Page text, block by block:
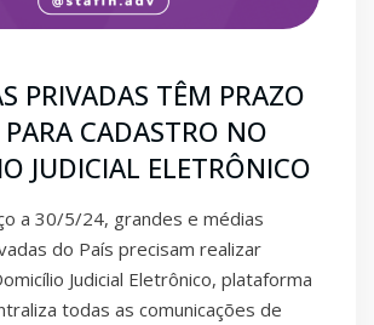
PRIVADAS TÊM PRAZO
CADASTRO NO
JUDICIAL ELETRÔNICO
a 30/5/24, grandes e médias
do País precisam realizar
Judicial Eletrônico, plataforma
todas as comunicações de